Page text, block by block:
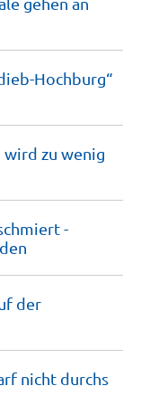
Hochburg“
zu wenig
-
der
nicht durchs